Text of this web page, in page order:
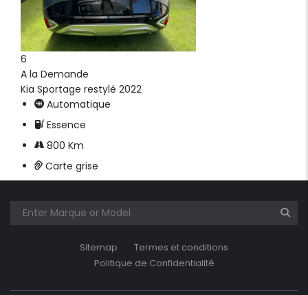
6
A la Demande
Kia Sportage restylé 2022
Automatique
Essence
800 Km
Carte grise
Sitemap
Termes et conditions
Politique de Confidentialité